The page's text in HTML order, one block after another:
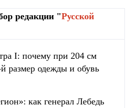
редакции "Русской
I: почему при 204 см
размер одежды и обувь
как генерал Лебедь